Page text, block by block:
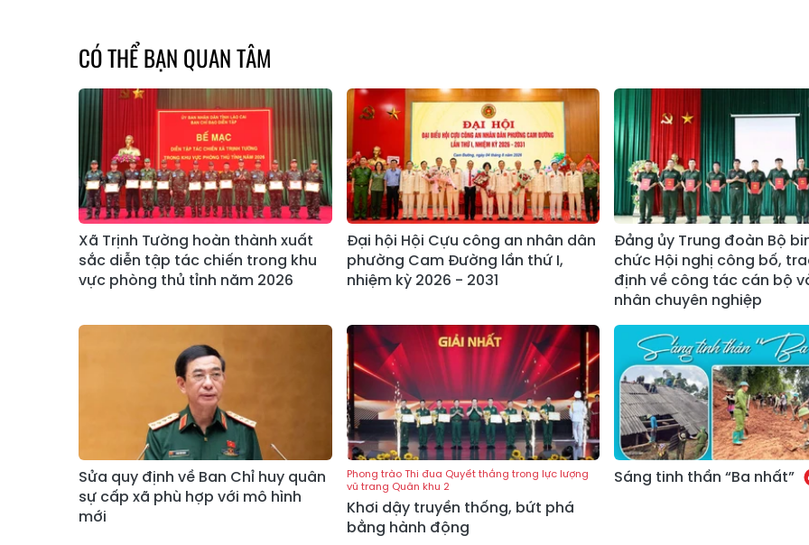
CÓ THỂ BẠN QUAN TÂM
Xã Trịnh Tường hoàn thành xuất
sắc diễn tập tác chiến trong khu
vực phòng thủ tỉnh năm 2026
Đại hội Hội Cựu công an nhân dân
phường Cam Đường lần thứ I,
nhiệm kỳ 2026 - 2031
Đảng ủy Trung đoàn Bộ
chức Hội nghị công bố,
định về công tác cán bộ
nhân chuyên nghiệp
Sửa quy định về Ban Chỉ huy quân
sự cấp xã phù hợp với mô hình
mới
Phong trào Thi đua Quyết thắng trong lực lượng
vũ trang Quân khu 2
Khơi dậy truyền thống, bứt phá
bằng hành động
Sáng tinh thần “Ba nhất”